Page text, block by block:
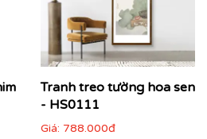
Tranh treo tường hoa sen
- HS0111
Giá: 788.000đ